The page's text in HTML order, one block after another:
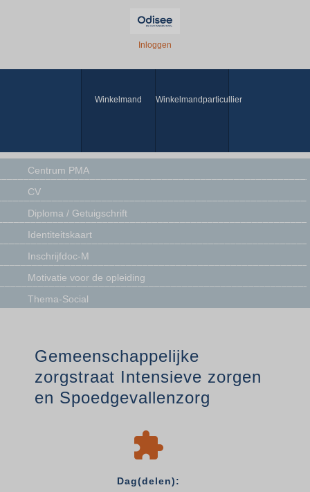
Inloggen
Winkelmand Winkelmandparticullier
Centrum PMA
CV
Diploma / Getuigschrift
Identiteitskaart
Inschrijfdoc-M
Motivatie voor de opleiding
Thema-Social
Gemeenschappelijke
zorgstraat Intensieve zorgen
en Spoedgevallenzorg

Dag(delen):